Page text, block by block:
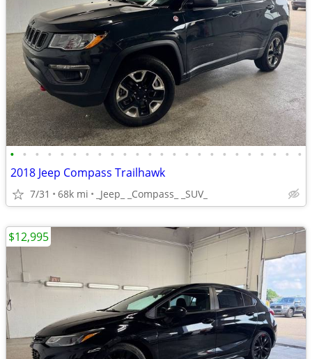
• • • • • • • • • • • • • • • • • • • • • • • •
2018 Jeep Compass Trailhawk
7/31 68k mi _Jeep_ _Compass_ _SUV_
$12,995